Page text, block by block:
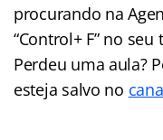
procurando na
“Control+ F” no
Perdeu uma aula?
esteja salvo no